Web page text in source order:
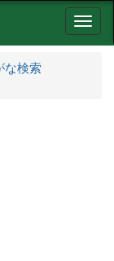
ナ
ビ
な検索